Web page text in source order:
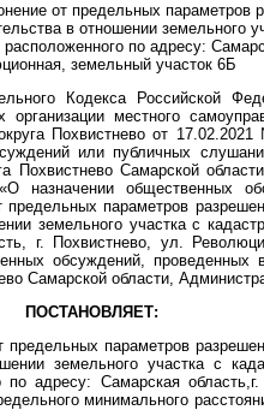
от предельных параметров
в отношении земельного
по адресу:
земельный участок 6Б
Кодекса Российской
местного
Похвистнево от
или публичных
Похвистнево Самарской
назначении общественных
параметров
земельного участка с
г. Похвистнево, ул.
обсуждений,
Самарской области,
ПОСТАНОВЛЯЕТ:
параметров
земельного участка с
по адресу: Самарская
минимального